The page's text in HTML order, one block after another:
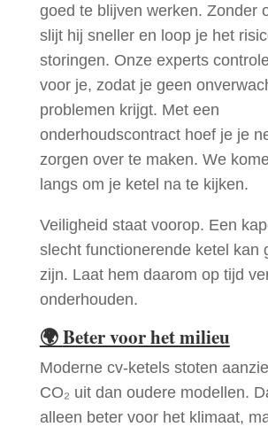
goed te blijven werken. Zonder
slijt hij sneller en loop je het
storingen. Onze experts
voor je, zodat je geen
problemen krijgt. Met een
onderhoudscontract hoef je je
zorgen over te maken. We
langs om je ketel na te kijken.
Veiligheid staat voorop. Een
slecht functionerende ketel kan
zijn. Laat hem daarom op tijd
onderhouden.
🌍Beter voor het milieu
Moderne cv-ketels stoten
CO₂ uit dan oudere modellen.
alleen beter voor het klimaat,